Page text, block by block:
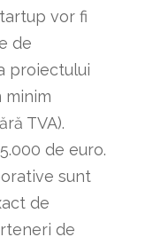
vor fi
de
proiectului
minim
TVA).
de euro.
sunt
de
de